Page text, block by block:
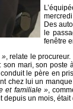
Des
le
fenêtre
», relate le
mari, son poste
le père en
chez lui un
et familiale »,
depuis un mois, était